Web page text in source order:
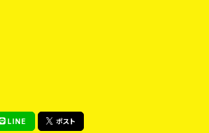
LINE ポスト